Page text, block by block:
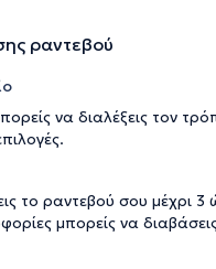
ραντεβού
να διαλέξεις τον
το ραντεβού σου μέχρι 3
μπορείς να